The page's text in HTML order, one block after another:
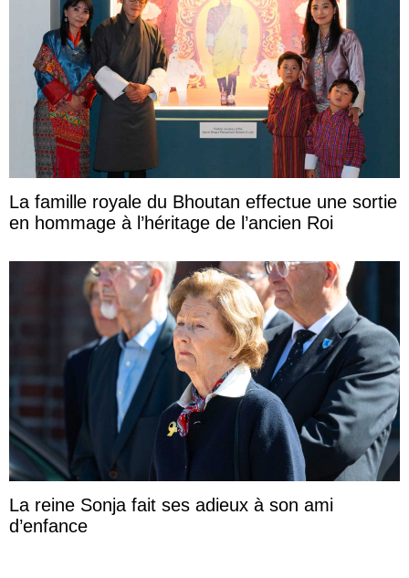
La famille royale du Bhoutan effectue une sortie
en hommage à l’héritage de l’ancien Roi
La reine Sonja fait ses adieux à son ami
d’enfance